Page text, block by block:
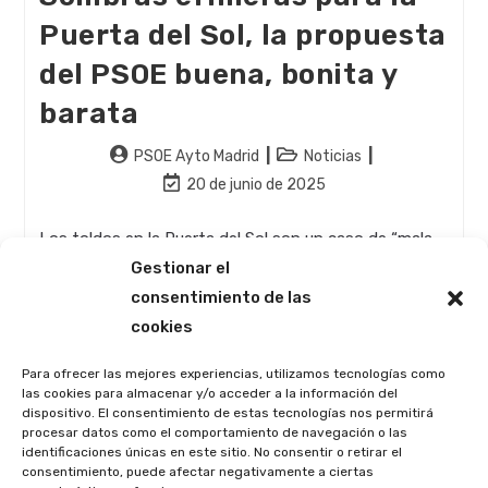
Gestionar el
consentimiento de las
cookies
Para ofrecer las mejores experiencias, utilizamos tecnologías como
las cookies para almacenar y/o acceder a la información del
dispositivo. El consentimiento de estas tecnologías nos permitirá
procesar datos como el comportamiento de navegación o las
identificaciones únicas en este sitio. No consentir o retirar el
consentimiento, puede afectar negativamente a ciertas
Puerta del Sol, la propuesta
del PSOE buena, bonita y
barata
AutorPSOE Ayto Madrid
Categoría
de
Noticias
Última
de
entrada:
20 de junio de 2025
Los toldos en la Puerta del Sol son un caso de “mala
praxis en materia de urbanismo del Gobierno
municipal". Desde el Grupo Municipal Socialista
proponemos una solución, más bonita…
Continuar Leyendo Sombras
Efímeras
Para
La
Puerta
Del
Sol,